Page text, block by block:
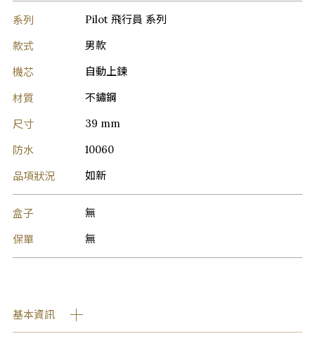
系列 Pilot 飛行員 系列
款式 男款
機芯 自動上鍊
材質 不鏽鋼
尺寸 39 mm
防水 10060
品項狀況 如新
盒子 無
保單 無
基本資訊